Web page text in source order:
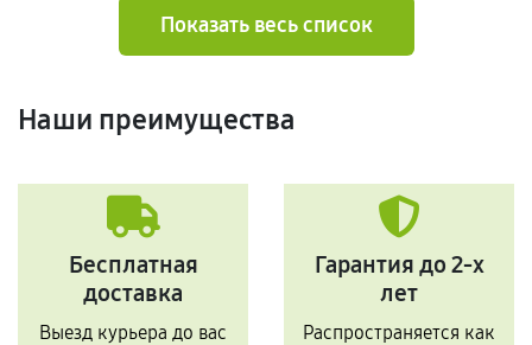
Показать весь список
Наши преимущества
Бесплатная
доставка
Выезд курьера до вас
Гарантия до 2-х
лет
Распространяется как